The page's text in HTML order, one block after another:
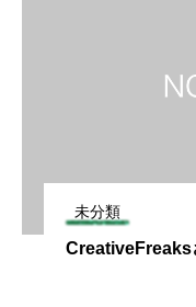
未分類
CreativeFreaks